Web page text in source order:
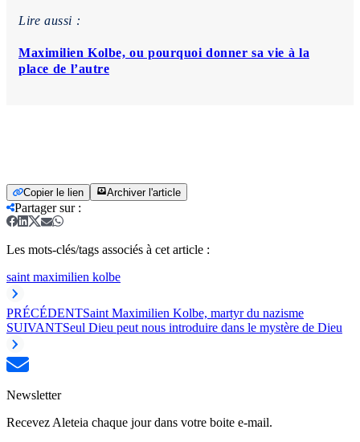
Lire aussi :
Maximilien Kolbe, ou pourquoi donner sa vie à la
place de l’autre
Copier le lien Archiver l'article
Partager sur:
Les mots-clés/tags associés à cet article :
saint maximilien kolbe
PRÉCÉDENTSaint Maximilien Kolbe, martyr du nazisme
SUIVANTSeul Dieu peut nous introduire dans le mystère de Dieu
Newsletter
Recevez Aleteia chaque jour dans votre boite e-mail.